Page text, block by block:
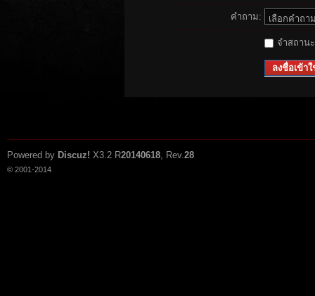
คำถาม:
จำสถาน
ลงชื่อเข้าใ
Powered by Discuz! X3.2 R20140618, Rev.28
© 2001-2014